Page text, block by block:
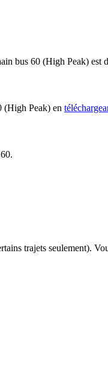
bus 60 (High Peak) est
(High Peak) en
trajets seulement).